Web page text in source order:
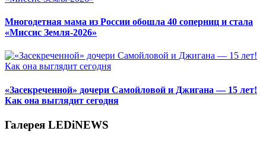
Многодетная мама из России обошла 40 соперниц и стала
«Миссис Земля-2026»
«Засекреченной» дочери Самойловой и Джигана — 15 лет!
Как она выглядит сегодня
Галерея LEDiNEWS